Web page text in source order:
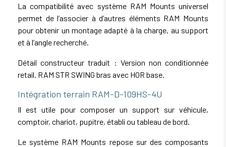
La compatibilité avec système RAM Mounts universel
permet de l’associer à d’autres éléments RAM Mounts
pour obtenir un montage adapté à la charge, au support
et à l’angle recherché.
Détail constructeur traduit : Version non conditionnée
retail. RAM STR SWING bras avec HOR base.
Intégration terrain RAM-D-109HS-4U
Il est utile pour composer un support sur véhicule,
comptoir, chariot, pupitre, établi ou tableau de bord.
Le système RAM Mounts repose sur des composants